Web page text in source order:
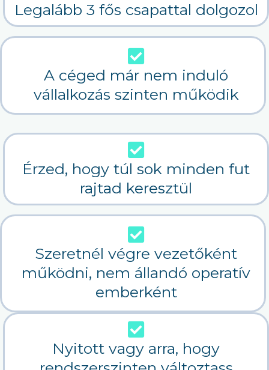
Legalább 3 fős csapattal dolgozol
A céged már nem induló
vállalkozás szinten működik
Érzed, hogy túl sok minden fut
rajtad keresztül
Szeretnél végre vezetőként
működni, nem állandó operatív
emberként
Nyitott vagy arra, hogy